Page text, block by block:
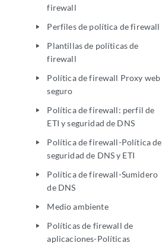
firewall
play_arrow Perfiles de política de firewall
play_arrow
Plantillas de políticas de
firewall
play_arrow
Política de firewall Proxy web
seguro
play_arrow
Política de firewall: perfil de
ETI y seguridad de DNS
play_arrow
Política de firewall-Política de
seguridad de DNS y ETI
play_arrow
Política de firewall-Sumidero
de DNS
play_arrow Medio ambiente
play_arrow
Políticas de firewall de
aplicaciones-Políticas